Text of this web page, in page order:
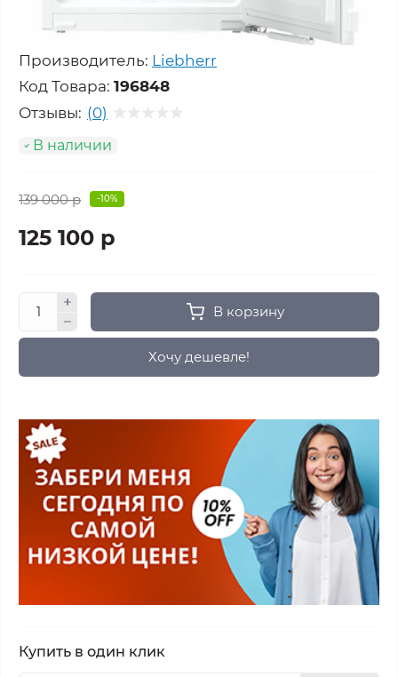
Производитель: Liebherr
Код Товара: 196848
Отзывы: (0)
В наличии
139 000 р -10%
125 100 р
В корзину
Хочу дешевле!
Купить в один клик